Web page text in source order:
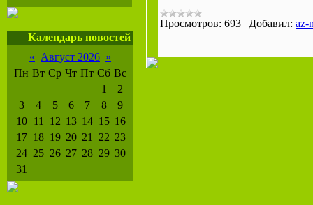
Календарь новостей
« Август 2026 »
Пн Вт Ср Чт Пт Сб Вс
1
2
3
4 5 6 7 8
9
10
11 12 13 14 15 16
17 18 19 20 21 22 23
24 25 26 27 28 29 30
31
Просмотров: 693 | Добавил: az-